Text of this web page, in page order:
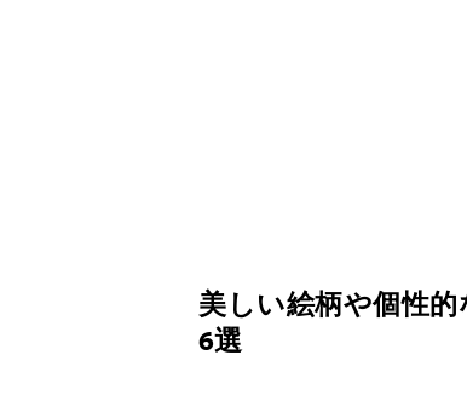
美しい絵柄や個性
6選